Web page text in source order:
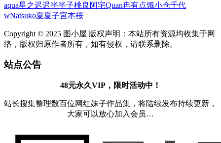
aqua星之迟迟半半子桃良阿宅Quan冉有点饿小仓千代
wNatsuko夏夏子宮本桜
Copyright © 2025 图小屋 版权声明：本站所有资源均收集于网
络，版权归原作者所有，如有侵权，请联系删除。
站点公告
48元永久VIP，限时活动中！
站长搜集整理数百位网红妹子作品集，将陆续发布持续更新，
大家可以放心加入会员…